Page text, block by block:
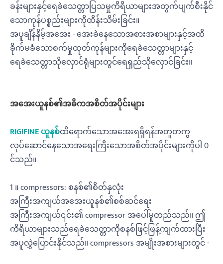
ခန်းများနှင့်ရေခဲသေတ္တာပြသမှုကိရိယာများအတွက်ပျက်စီးနိုင်
သောကုန်ပစ္စည်းများကိုထိန်းသိမ်းခြင်း။
အပူချိန်နိမ့်အအေး - အေးခဲနေသောအစားအစာများနှင့်အထိ
ခိုက်မခံသောစက်မှုထုတ်ကုန်များကိုရေခဲသေတ္တာများနှင့်
ရေခဲသေတ္တာသိုလှောင်ရုံများတွင်ရေရှည်သိုလှောင်ခြင်း။
အအေးယူနစ်၏အဓိကအစိတ်အပိုင်းများ
RIGIFINE ယူနစ်ထိရောက်သောအအေးရရှိရန်အတူတကွ
လုပ်ဆောင်နေသောအရေးကြီးသောအစိတ်အပိုင်းများကိုပါ 0
င်သည်။
1 ။ compressors: စနစ်၏စိတ်နှလုံး
အကြီးအကျယ်အအေးယူနစ်၏စစ်ဆင်ရေး
အကြီးအကျယ်၎င်း၏ compressor အပေါ်မူတည်သည်။ ဤ
ကိရိယာများသည်ရေခဲသေတ္တာကိုစနစ်ဖြင့်ဖြန့်ကျက်ထားပြီး
အပူလွှဲပြောင်းနိုင်သည်။ compressors အမျိုးအစားများတွင် -